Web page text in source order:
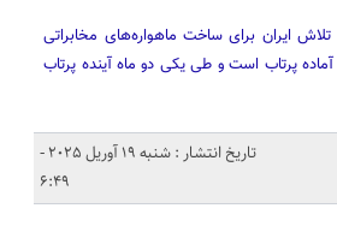
۲گام دوم تلاش ایران برای ساخت ماهواره‌های مخابراتی
پرتاب است و طی یکی دو ماه آینده پرتاب
تاریخ انتشار : شنبه 19 آوریل 2025 -
6:49